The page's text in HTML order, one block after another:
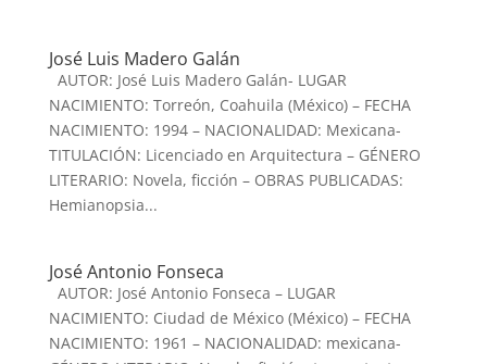
José Luis Madero Galán
AUTOR: José Luis Madero Galán- LUGAR
NACIMIENTO: Torreón, Coahuila (México) – FECHA
NACIMIENTO: 1994 – NACIONALIDAD: Mexicana-
TITULACIÓN: Licenciado en Arquitectura – GÉNERO
LITERARIO: Novela, ficción – OBRAS PUBLICADAS:
Hemianopsia...
José Antonio Fonseca
AUTOR: José Antonio Fonseca – LUGAR
NACIMIENTO: Ciudad de México (México) – FECHA
NACIMIENTO: 1961 – NACIONALIDAD: mexicana-